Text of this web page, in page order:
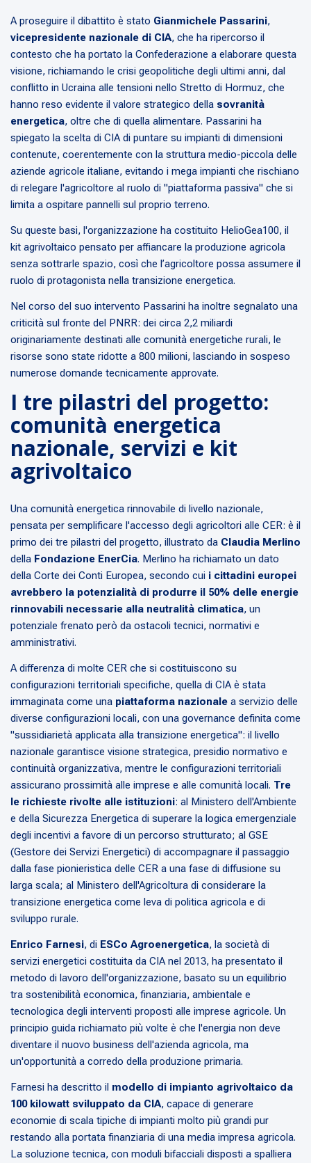
A proseguire il dibattito è stato Gianmichele Passarini,
vicepresidente nazionale di CIA, che ha ripercorso il
contesto che ha portato la Confederazione a elaborare questa
visione, richiamando le crisi geopolitiche degli ultimi anni, dal
conflitto in Ucraina alle tensioni nello Stretto di Hormuz, che
hanno reso evidente il valore strategico della sovranità
energetica, oltre che di quella alimentare. Passarini ha
spiegato la scelta di CIA di puntare su impianti di dimensioni
contenute, coerentemente con la struttura medio-piccola delle
aziende agricole italiane, evitando i mega impianti che rischiano
di relegare l'agricoltore al ruolo di "piattaforma passiva" che si
limita a ospitare pannelli sul proprio terreno.
Su queste basi, l'organizzazione ha costituito HelioGea100, il
kit agrivoltaico pensato per affiancare la produzione agricola
senza sottrarle spazio, così che l’agricoltore possa assumere il
ruolo di protagonista nella transizione energetica.
Nel corso del suo intervento Passarini ha inoltre segnalato una
criticità sul fronte del PNRR: dei circa 2,2 miliardi
originariamente destinati alle comunità energetiche rurali, le
risorse sono state ridotte a 800 milioni, lasciando in sospeso
numerose domande tecnicamente approvate.
I tre pilastri del progetto:
comunità energetica
nazionale, servizi e kit
agrivoltaico
Una comunità energetica rinnovabile di livello nazionale,
pensata per semplificare l'accesso degli agricoltori alle CER: è il
primo dei tre pilastri del progetto, illustrato da Claudia Merlino
della Fondazione EnerCia. Merlino ha richiamato un dato
della Corte dei Conti Europea, secondo cui i cittadini europei
avrebbero la potenzialità di produrre il 50% delle energie
rinnovabili necessarie alla neutralità climatica, un
potenziale frenato però da ostacoli tecnici, normativi e
amministrativi.
A differenza di molte CER che si costituiscono su
configurazioni territoriali specifiche, quella di CIA è stata
immaginata come una piattaforma nazionale a servizio delle
diverse configurazioni locali, con una governance definita come
"sussidiarietà applicata alla transizione energetica": il livello
nazionale garantisce visione strategica, presidio normativo e
continuità organizzativa, mentre le configurazioni territoriali
assicurano prossimità alle imprese e alle comunità locali. Tre
le richieste rivolte alle istituzioni: al Ministero dell'Ambiente
e della Sicurezza Energetica di superare la logica emergenziale
degli incentivi a favore di un percorso strutturato; al GSE
(Gestore dei Servizi Energetici) di accompagnare il passaggio
dalla fase pionieristica delle CER a una fase di diffusione su
larga scala; al Ministero dell'Agricoltura di considerare la
transizione energetica come leva di politica agricola e di
sviluppo rurale.
Enrico Farnesi, di ESCo Agroenergetica, la società di
servizi energetici costituita da CIA nel 2013, ha presentato il
metodo di lavoro dell'organizzazione, basato su un equilibrio
tra sostenibilità economica, finanziaria, ambientale e
tecnologica degli interventi proposti alle imprese agricole. Un
principio guida richiamato più volte è che l'energia non deve
diventare il nuovo business dell'azienda agricola, ma
un'opportunità a corredo della produzione primaria.
Farnesi ha descritto il modello di impianto agrivoltaico da
100 kilowatt sviluppato da CIA, capace di generare
economie di scala tipiche di impianti molto più grandi pur
restando alla portata finanziaria di una media impresa agricola.
La soluzione tecnica, con moduli bifacciali disposti a spalliera